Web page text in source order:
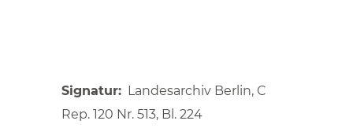
Signatur
Landesarchiv Berlin, C
Rep. 120 Nr. 513, Bl. 224